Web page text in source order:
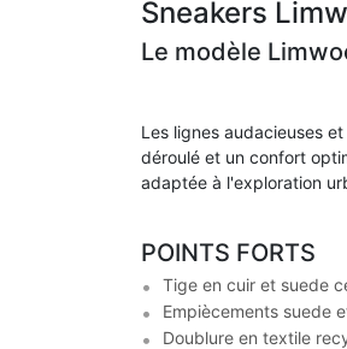
Sneakers
Le modèle
Les lignes audacieuses
déroulé et un confort
adaptée à l'exploration
POINTS FORTS
Tige en cuir et suede
Empiècements suede
Doublure en textile